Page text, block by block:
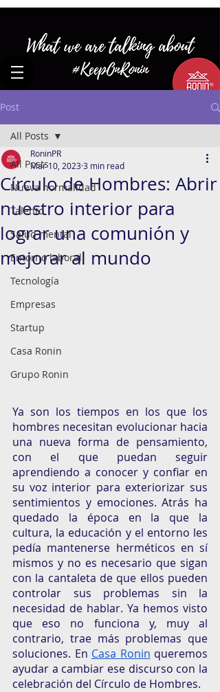
Post
All Posts
Nueva normalidad
Talento
Salud mental
Entorno laboral
Tecnología
Empresas
Startup
Casa Ronin
Grupo Ronin
All Posts
Círculo de Hombres: Abrir
nuestro interior para
lograr una comunión y
mejorar al mundo
RoninPR
Mar 10, 20233 min read
Ya son los tiempos en los que los
hombres necesitan evolucionar hacia
una nueva forma de pensamiento,
con el que puedan seguir
aprendiendo a conocer y confiar en
su voz interior para exteriorizar sus
sentimientos y emociones. Atrás ha
quedado la época en la que la
cultura, la educación y el entorno les
pedía mantenerse herméticos en sí
mismos y no es necesario que sigan
con la cantaleta de que ellos pueden
controlar sus problemas sin la
necesidad de hablar. Ya hemos visto
que eso no funciona y, muy al
contrario, trae más problemas que
soluciones. En Casa Ronin queremos
ayudar a cambiar ese discurso con la
celebración del Círculo de Hombres.